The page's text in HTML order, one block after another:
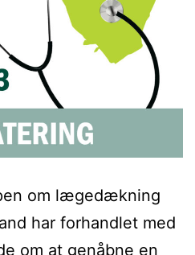
om lægedækning
har forhandlet med
om at genåbne en